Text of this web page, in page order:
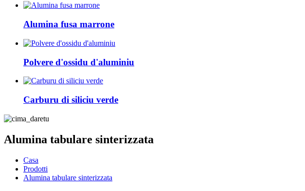
Alumina fusa marrone
Polvere d'ossidu d'aluminiu
Carburu di siliciu verde
Alumina tabulare sinterizzata
Casa
Prodotti
Alumina tabulare sinterizzata